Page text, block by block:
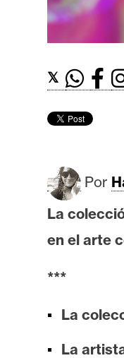
e
r
e
u
m
A
á
i
i
𝕏
Por
La
en el arte
***
La
La